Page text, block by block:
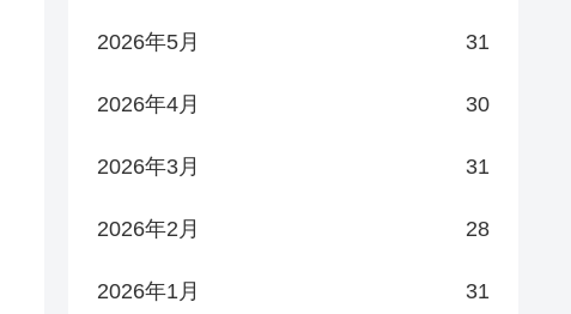
2026年5月 31
2026年4月 30
2026年3月 31
2026年2月 28
2026年1月 31